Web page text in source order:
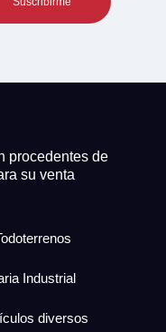
procedentes de
su venta
Industrial
diversos
de Uso.
con ambas.